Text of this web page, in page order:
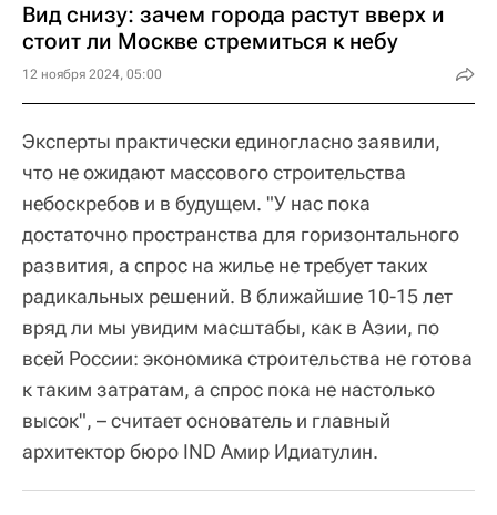
Вид снизу: зачем города растут вверх и
стоит ли Москве стремиться к небу
12 ноября 2024, 05:00
Эксперты практически единогласно заявили,
что не ожидают массового строительства
небоскребов и в будущем. "У нас пока
достаточно пространства для горизонтального
развития, а спрос на жилье не требует таких
радикальных решений. В ближайшие 10-15 лет
вряд ли мы увидим масштабы, как в Азии, по
всей России: экономика строительства не готова
к таким затратам, а спрос пока не настолько
высок", – считает основатель и главный
архитектор бюро IND Амир Идиатулин.